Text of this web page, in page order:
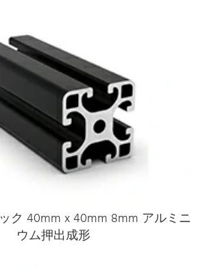
ク 40mm x 40mm 8mm アルミニ
ウム押出成形